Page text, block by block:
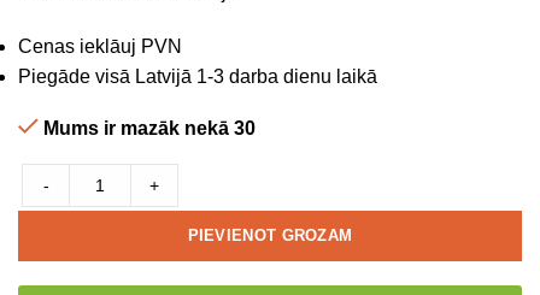
Cenas ieklāuj PVN
Piegāde visā Latvijā 1-3 darba dienu laikā
Mums ir mazāk nekā 30
- +
PIEVIENOT GROZAM